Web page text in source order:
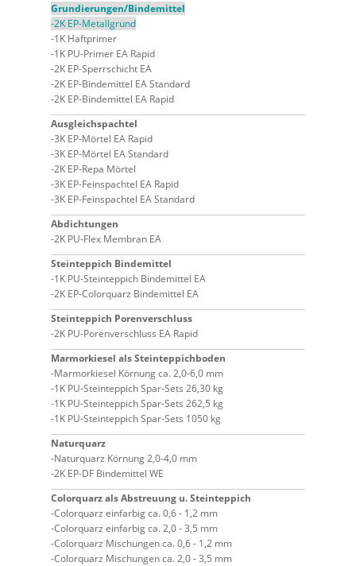
Grundierungen/Bindemittel
2K EP-Metallgrund
1K Haftprimer
1K PU-Primer EA Rapid
2K EP-Sperrschicht EA
2K EP-Bindemittel EA Standard
2K EP-Bindemittel EA Rapid
Ausgleichspachtel
3K EP-Mörtel EA Rapid
3K EP-Mörtel EA Standard
2K EP-Repa Mörtel
3K EP-Feinspachtel EA Rapid
3K EP-Feinspachtel EA Standard
Abdichtungen
2K PU-Flex Membran EA
Steinteppich Bindemittel
1K PU-Steinteppich Bindemittel EA
2K EP-Colorquarz Bindemittel EA
Steinteppich Porenverschluss
2K PU-Porenverschluss EA Rapid
Marmorkiesel als Steinteppichboden
Marmorkiesel Körnung ca. 2,0-6,0 mm
1K PU-Steinteppich Spar-Sets 26,30 kg
1K PU-Steinteppich Spar-Sets 262,5 kg
1K PU-Steinteppich Spar-Sets 1050 kg
Naturquarz
Naturquarz Körnung 2,0-4,0 mm
2K EP-DF Bindemittel WE
Colorquarz als Abstreuung u. Steinteppich
Colorquarz einfarbig ca. 0,6 - 1,2 mm
Colorquarz einfarbig ca. 2,0 - 3,5 mm
Colorquarz Mischungen ca. 0,6 - 1,2 mm
Colorquarz Mischungen ca. 2,0 - 3,5 mm